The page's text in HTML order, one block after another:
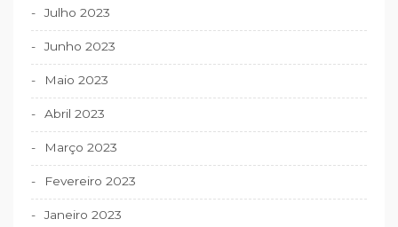
Julho 2023
Junho 2023
Maio 2023
Abril 2023
Março 2023
Fevereiro 2023
Janeiro 2023